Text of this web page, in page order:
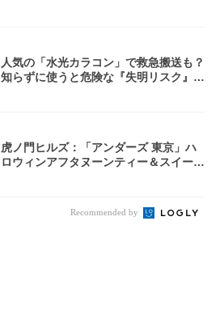
人気の「水光カラコン」で救急搬送も？
知らずに使うと危険な『失明リスク』と
虎ノ門ヒルズ：「アンダーズ 東京」ハ
ロウィンアフタヌーンティー＆スイーツ
Recommended by